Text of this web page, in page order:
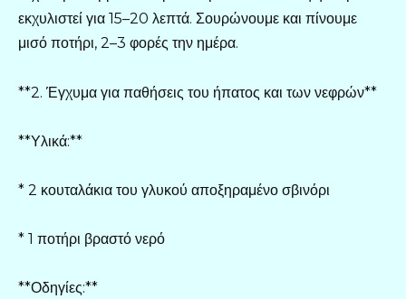
εκχυλιστεί για 15–20 λεπτά. Σουρώνουμε και πίνουμε
μισό ποτήρι, 2–3 φορές την ημέρα.
**2. Έγχυμα για παθήσεις του ήπατος και των νεφρών**
**Υλικά:**
* 2 κουταλάκια του γλυκού αποξηραμένο σβινόρι
* 1 ποτήρι βραστό νερό
**Οδηγίες:**